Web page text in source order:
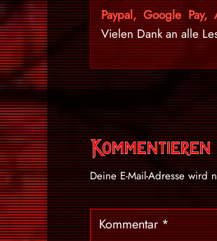
Paypal, Google Pay,
Vielen Dank an alle
Kommentieren
Deine E-Mail-Adresse wird